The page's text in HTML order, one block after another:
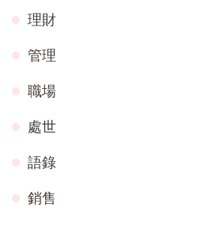
理財
管理
職場
處世
語錄
銷售